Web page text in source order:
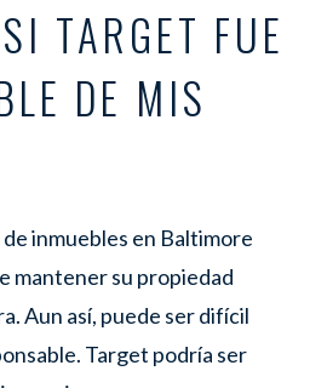
TARGET FUE
DE MIS
inmuebles en Baltimore
mantener su propiedad
Aun así, puede ser difícil
Target podría ser